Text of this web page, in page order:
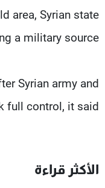
area, Syrian state
a military source.
Syrian army and
full control, it said.
الأكثر قراءة